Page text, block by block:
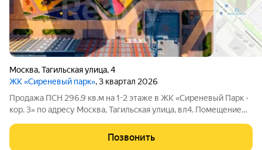
Москва,Тагильская улица,4
ЖК «Сиреневый парк», 3 квартал 2026
Продажа ПСН 296.9 кв.м на 1-2 этаже в ЖК «Сиреневый Парк -
кор. 3» по адресу Москва, Тагильская улица, вл4. Помещение
Высота потолков 4.15 м Электрическая мощность 59.2
Назначение: Свободное
Позвонить